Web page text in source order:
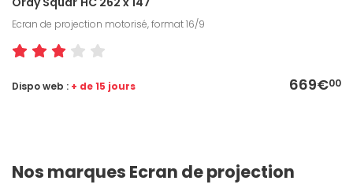
Ecran de projection motorisé, format 16/9
669€00
Dispo web : + de 15 jours
Nos marques Ecran de projection